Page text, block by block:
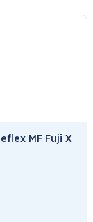
MF Fuji X